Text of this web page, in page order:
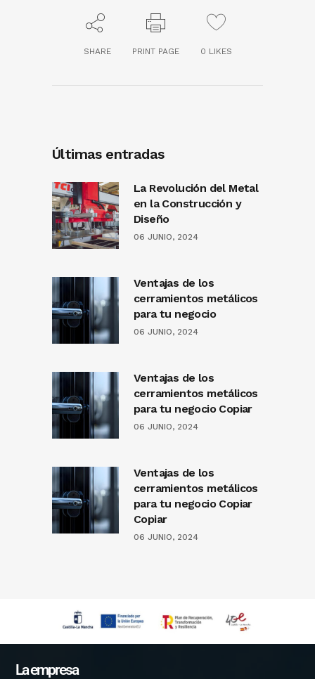
SHARE PRINT PAGE 0 LIKES
Últimas entradas
La Revolución del Metal
en la Construcción y
Diseño
06 JUNIO, 2024
Ventajas de los
cerramientos metálicos
para tu negocio
06 JUNIO, 2024
Ventajas de los
cerramientos metálicos
para tu negocio Copiar
06 JUNIO, 2024
Ventajas de los
cerramientos metálicos
para tu negocio Copiar
Copiar
06 JUNIO, 2024
La empresa